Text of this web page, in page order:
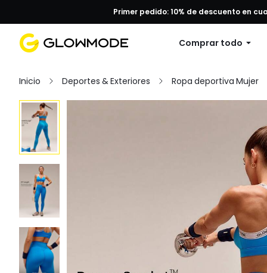
Primer pedido: 10% de descuento en
Comprar todo
Inicio Deportes & Exteriores Ropa deportiva Mujer